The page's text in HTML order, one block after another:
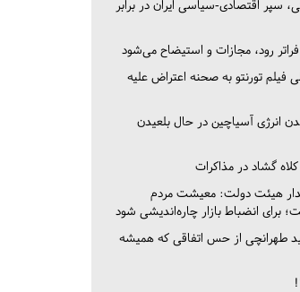
سپر اقتصادی-سیاسی ایران در برابر
رود، مجازات و استیضاح می‌شود
فیلم تورنتو به صحنه اعتراض علیه
انرژی آسیاچین در حال بلعیدن
گشاد در مذاکرات
هیئت دولت: معیشت مردم
برای انضباط بازار چاره‌اندیشی شود
طهرانچی از حس اتفاقی که همیشه